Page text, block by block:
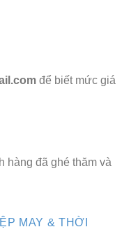
để biết mức giá
hàng đã ghé thăm và
MAY & THỜI